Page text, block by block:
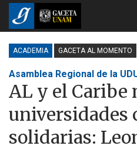
ACADEMIA GACETA AL MOMENTO
Asamblea Regional de la
AL y el Caribe
universidades
solidarias: